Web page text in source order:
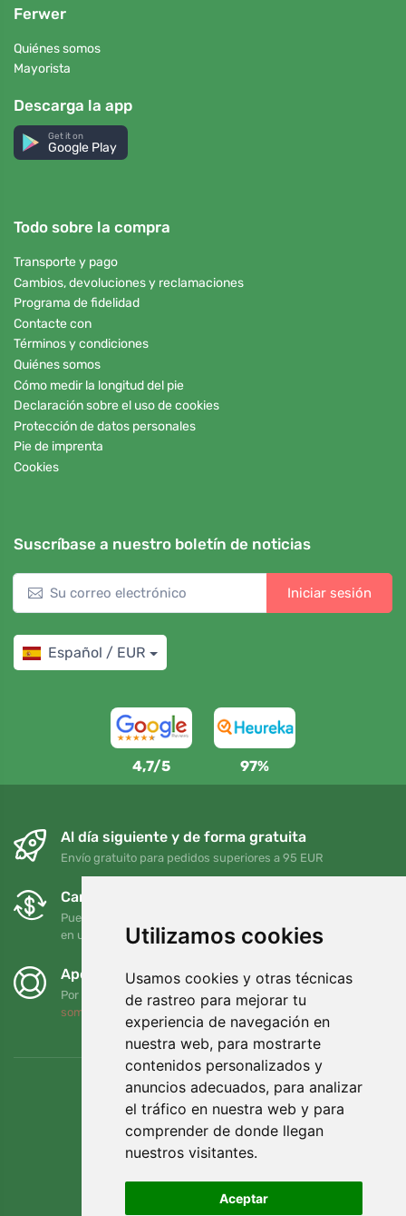
Utilizamos cookies
Usamos cookies y otras técnicas
de rastreo para mejorar tu
experiencia de navegación en
nuestra web, para mostrarte
contenidos personalizados y
anuncios adecuados, para analizar
el tráfico en nuestra web y para
comprender de donde llegan
nuestros visitantes.
Aceptar
Ferwer
Quiénes somos
Mayorista
Descarga la app
Get it on
Google Play
Todo sobre la compra
Transporte y pago
Cambios, devoluciones y reclamaciones
Programa de fidelidad
Contacte con
Términos y condiciones
Quiénes somos
Cómo medir la longitud del pie
Declaración sobre el uso de cookies
Protección de datos personales
Pie de imprenta
Cookies
Suscríbase a nuestro boletín de noticias
Iniciar sesión
Español / EUR
4,7/5 97%
Al día siguiente y de forma gratuita
Envío gratuito para pedidos superiores a 95 EUR
Cambios y devoluciones gratuitos
Puede devolver o cambiar su pedido en cualquier momento
en un plazo de 90 días
Apoyamos a Trees.org
Por cada pedido plantamos un árbol. Leer más
somos